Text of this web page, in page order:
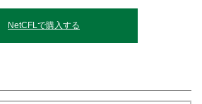
NetCFLで購入する